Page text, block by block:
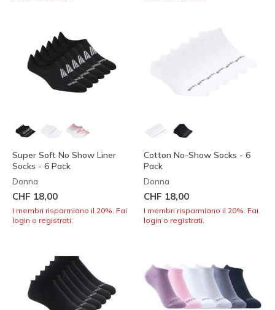
Super Soft No Show Liner
Socks - 6 Pack
Donna
CHF 18,00
I membri risparmiano il 20%. Fai
login o registrati.
Cotton No-Show Socks - 6
Pack
Donna
CHF 18,00
I membri risparmiano il 20%. Fai
login o registrati.